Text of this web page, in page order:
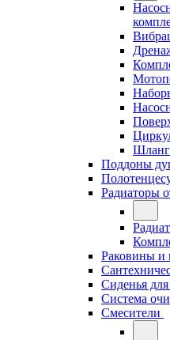
Поддоны
Радиаторы
Раковины и
Сиденья для
Система
Смесители